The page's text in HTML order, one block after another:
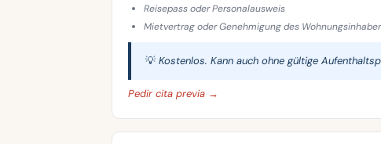
Reisepass oder Personalausweis
Mietvertrag oder Genehmigung des
💡 Kostenlos. Kann auch ohne gültige
Pedir cita previa →